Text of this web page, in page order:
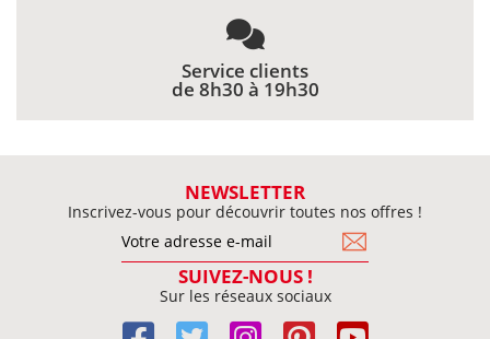
Service clients
de 8h30 à 19h30
NEWSLETTER
Inscrivez-vous pour découvrir toutes nos offres !
SUIVEZ-NOUS !
Sur les réseaux sociaux